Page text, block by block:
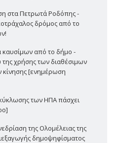
στα Πετρωτά Ροδόπης -
δρόμος από το
από το δήμο -
χρήσης των διαθέσιμων
[ενημέρωση
των ΗΠΑ πάσχει
της Ολομέλειας της
δημοψηφίσματος